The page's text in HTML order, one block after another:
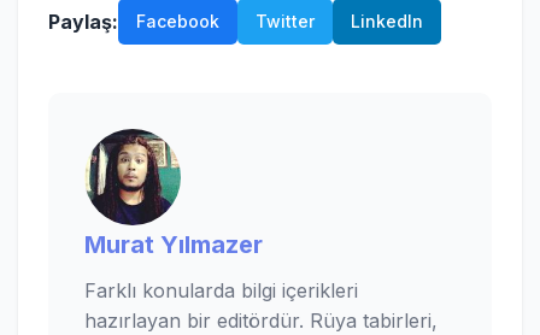
Paylaş: Facebook Twitter LinkedIn
Murat Yılmazer
Farklı konularda bilgi içerikleri
hazırlayan bir editördür. Rüya tabirleri,